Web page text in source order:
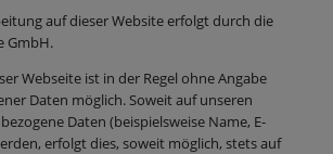
auf dieser Website erfolgt durch die
GmbH.
Webseite ist in der Regel ohne Angabe
Daten möglich. Soweit auf unseren
Daten (beispielsweise Name, E-
erfolgt dies, soweit möglich, stets auf